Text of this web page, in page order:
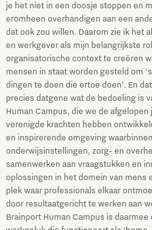
je het niet in een doosje stoppen en
eromheen overhandigen aan een
dat ook zou willen. Daarom zie ik het
en werkgever als mijn belangrijkste
organisatorische context te creëren
mensen in staat worden gesteld om
dingen te doen die ertoe doen’. En
precies datgene wat de bedoeling is
Human Campus, die we de afgelopen
verenigde krachten hebben
en inspirerende omgeving
onderwijsinstellingen, zorg- en
samenwerken aan vraagstukken en
oplossingen in het domein van mens
plek waar professionals elkaar
door resultaatgericht te werken aan
Brainport Human Campus is daarmee